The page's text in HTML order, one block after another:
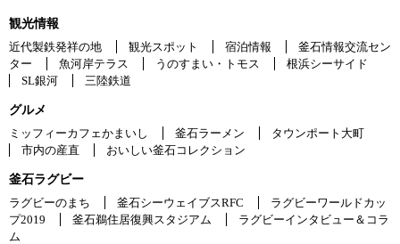
観光情報
近代製鉄発祥の地
観光スポット 宿泊情報
釜石情報交流セン
ター
魚河岸テラス うのすまい・トモス
根浜シーサイド
SL銀河
三陸鉄道
グルメ
ミッフィーカフェかまいし
釜石ラーメン
タウンポート大町
市内の産直
おいしい釜石コレクション
釜石ラグビー
ラグビーのまち
釜石シーウェイブスRFC
ラグビーワールドカッ
プ2019
釜石鵜住居復興スタジアム
ラグビーインタビュー＆コラ
ム